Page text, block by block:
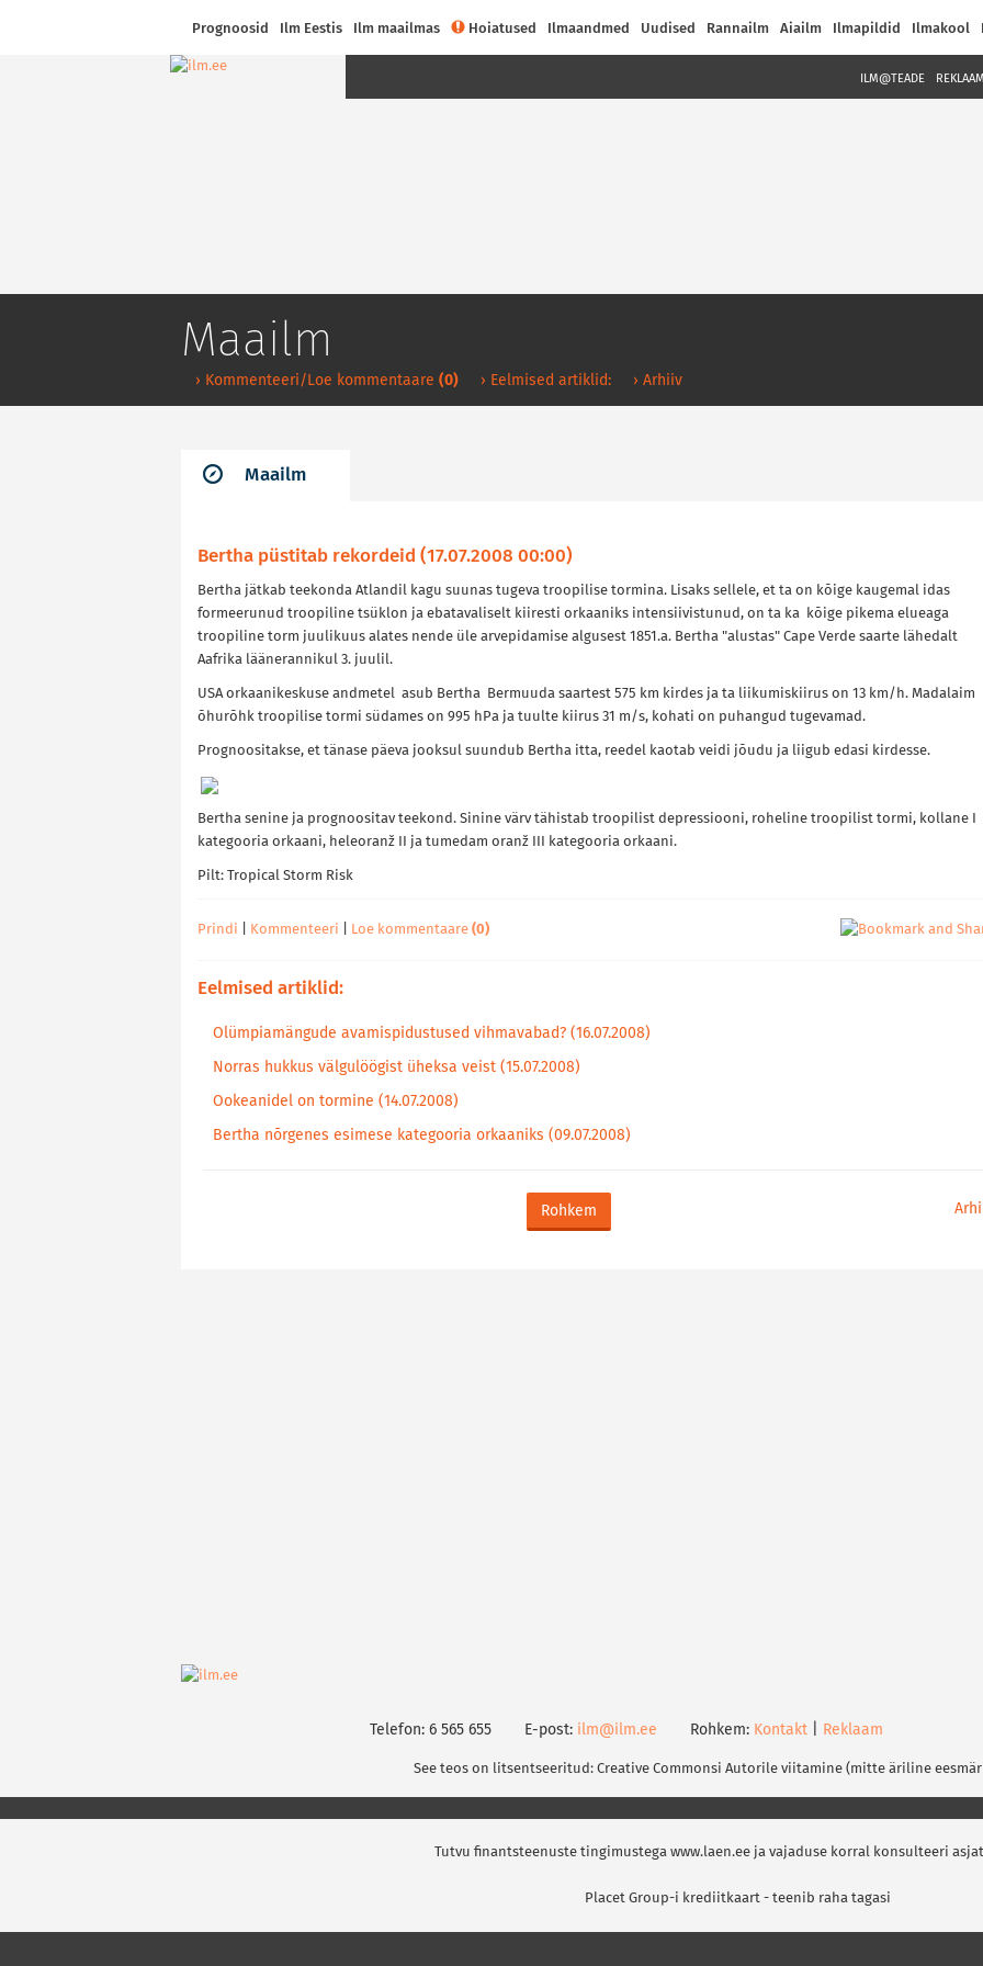
Prognoosid Ilm Eestis Ilm maailmas Hoiatused Ilmaandmed Uudised Rannailm Aiailm Ilmapildid Ilmakool
Maailm
› Kommenteeri/Loe kommentaare (0) › Eelmised artiklid: › Arhiiv
ILM@TEADE
Maailm
Bertha püstitab rekordeid (17.07.2008 00:00)
Bertha jätkab teekonda Atlandil kagu suunas tugeva troopilise tormina. Lisaks sellele, et ta on kõige kaugemal idas
formeerunud troopiline tsüklon ja ebatavaliselt kiiresti orkaaniks intensiivistunud, on ta ka kõige pikema elueaga
troopiline torm juulikuus alates nende üle arvepidamise algusest 1851.a. Bertha "alustas" Cape Verde saarte lähedalt
Aafrika läänerannikul 3. juulil.
USA orkaanikeskuse andmetel asub Bertha Bermuuda saartest 575 km kirdes ja ta liikumiskiirus on 13 km/h. Madalaim
õhurõhk troopilise tormi südames on 995 hPa ja tuulte kiirus 31 m/s, kohati on puhangud tugevamad.
Prognoositakse, et tänase päeva jooksul suundub Bertha itta, reedel kaotab veidi jõudu ja liigub edasi kirdesse.
Bertha senine ja prognoositav teekond. Sinine värv tähistab troopilist depressiooni, roheline troopilist tormi, kollane I
kategooria orkaani, heleoranž II ja tumedam oranž III kategooria orkaani.
Pilt: Tropical Storm Risk
Prindi Kommenteeri Loe kommentaare (0)
Eelmised artiklid:
Olümpiamängude avamispidustused vihmavabad? (16.07.2008)
Norras hukkus välgulöögist üheksa veist (15.07.2008)
Ookeanidel on tormine (14.07.2008)
Bertha nõrgenes esimese kategooria orkaaniks (09.07.2008)
Rohkem
Telefon: 6 565 655 E-post: ilm@ilm.ee Rohkem: Kontakt Reklaam
See teos on litsentseeritud: Creative Commonsi Autorile viitamine (mitte äriline
Tutvu finantsteenuste tingimustega www.laen.ee ja vajaduse korral konsulteeri
Placet Group-i krediitkaart - teenib raha tagasi